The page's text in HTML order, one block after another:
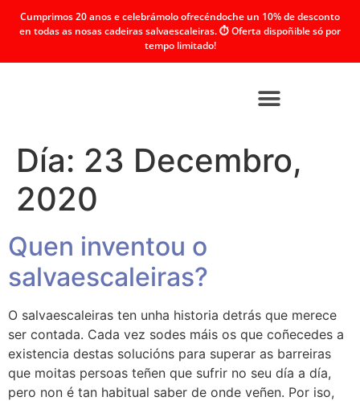
Cumprimos 20 anos e celebrámolo ofrecéndoche un 10% de desconto
en todas as nosas cadeiras salvaescaleiras. ⏱️ Oferta dispoñible só por
tempo limitado!
Día: 23 Decembro,
2020
Quen inventou o
salvaescaleiras?
O salvaescaleiras ten unha historia detrás que merece
ser contada. Cada vez sodes máis os que coñecedes a
existencia destas solucións para superar as barreiras
que moitas persoas teñen que sufrir no seu día a día,
pero non é tan habitual saber de onde veñen. Por iso,